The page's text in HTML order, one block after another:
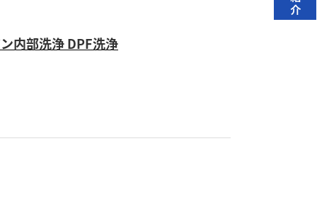
内部洗浄 DPF洗浄